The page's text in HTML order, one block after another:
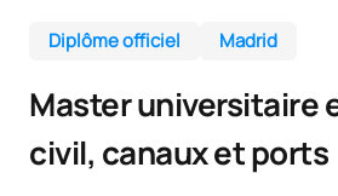
Accès et admission
Bourses
Diplôme officiel Madrid
Master universitaire
civil, canaux et ports